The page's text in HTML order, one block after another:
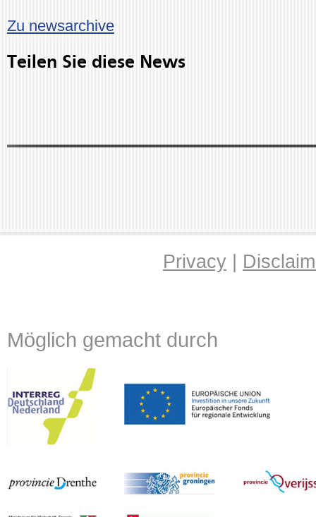
Zu newsarchive
Teilen Sie diese News
Privacy
Möglich gemacht durch